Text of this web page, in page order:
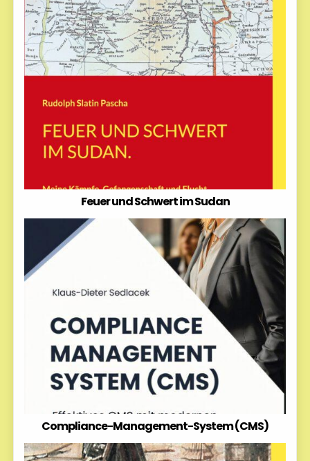
Feuer und Schwert im Sudan
Compliance-Management-System (CMS)